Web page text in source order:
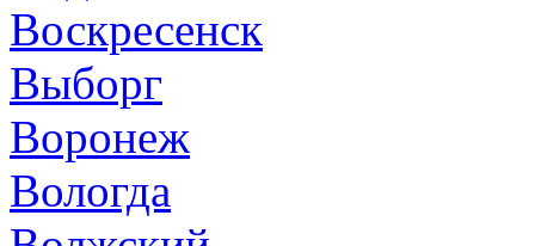
Воскресенск
Выборг
Воронеж
Вологда